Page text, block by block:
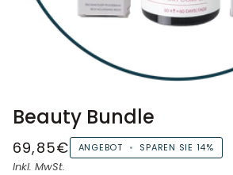
Beauty Bundle
69,85€ ANGEBOT • SPAREN SIE 14%
Inkl. MwSt.